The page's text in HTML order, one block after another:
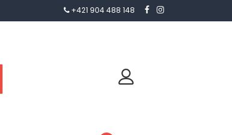
+421 904 488 148